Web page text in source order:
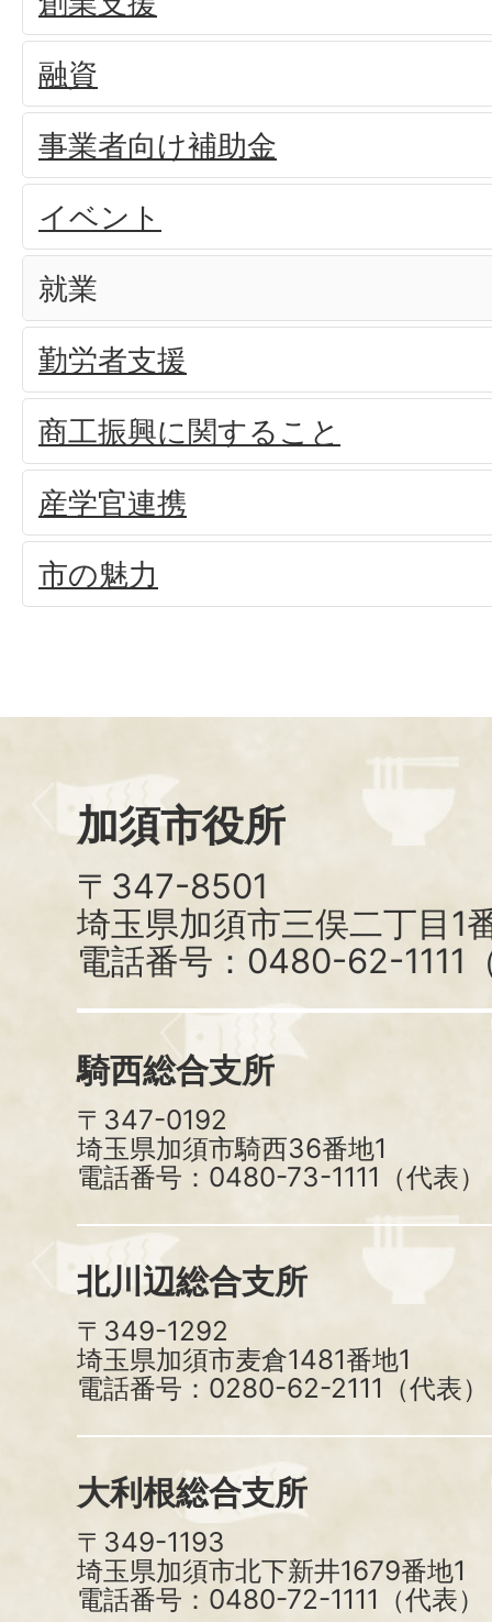
融資
事業者向け補助金
イベント
就業
勤労者支援
商工振興に関すること
産学官連携
市の魅力
加須市役所
〒347-8501
埼玉県加須市三俣二丁目1
電話番号：0480-62-1111
騎西総合支所
〒347-0192
埼玉県加須市騎西36番地1
電話番号：0480-73-1111（代表）
北川辺総合支所
〒349-1292
埼玉県加須市麦倉1481番地1
電話番号：0280-62-2111（代表）
大利根総合支所
〒349-1193
埼玉県加須市北下新井1679番地1
電話番号：0480-72-1111（代表）